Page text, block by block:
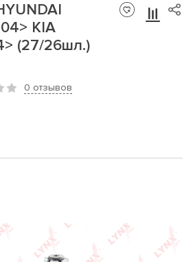
KIA
(27/26шл.)
0 отзывов